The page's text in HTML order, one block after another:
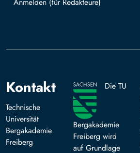
Mit TUBAF Login anmelden
Kontakt
Technische
Universität
Bergakademie
Freiberg
Die TU
Bergakademie
Freiberg wird
auf Grundlage